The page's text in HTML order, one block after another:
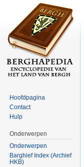
Hoofdpagina
Contact
Hulp
Onderwerpen
Onderwerpen
Barghief Index (Archief
HKB)